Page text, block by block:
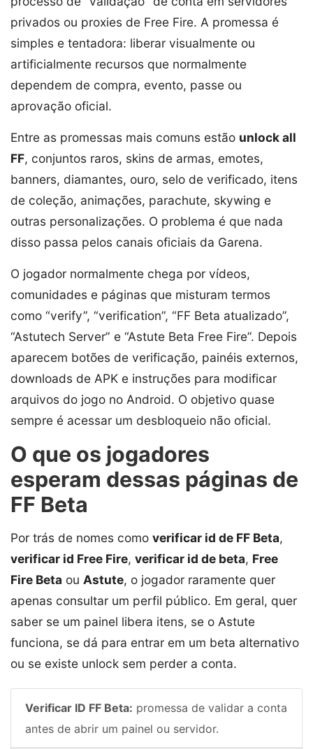
privados ou proxies de Free Fire. A promessa é
simples e tentadora: liberar visualmente ou
artificialmente recursos que normalmente
dependem de compra, evento, passe ou
aprovação oficial.
Entre as promessas mais comuns estão unlock all
FF, conjuntos raros, skins de armas, emotes,
banners, diamantes, ouro, selo de verificado, itens
de coleção, animações, parachute, skywing e
outras personalizações. O problema é que nada
disso passa pelos canais oficiais da Garena.
O jogador normalmente chega por vídeos,
comunidades e páginas que misturam termos
como “verify”, “verification”, “FF Beta atualizado”,
“Astutech Server” e “Astute Beta Free Fire”. Depois
aparecem botões de verificação, painéis externos,
downloads de APK e instruções para modificar
arquivos do jogo no Android. O objetivo quase
sempre é acessar um desbloqueio não oficial.
O que os jogadores
esperam dessas páginas de
FF Beta
Por trás de nomes como verificar id de FF Beta,
verificar id Free Fire, verificar id de beta, Free
Fire Beta ou Astute, o jogador raramente quer
apenas consultar um perfil público. Em geral, quer
saber se um painel libera itens, se o Astute
funciona, se dá para entrar em um beta alternativo
ou se existe unlock sem perder a conta.
Verificar ID FF Beta: promessa de validar a conta
antes de abrir um painel ou servidor.